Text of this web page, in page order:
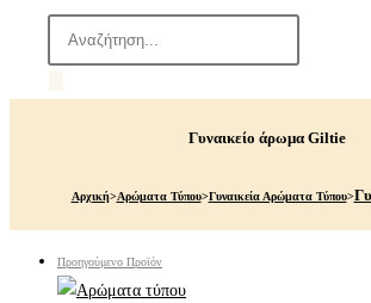
search
Γυναικείο άρωμα Giltie
Αρχική>Αρώματα Τύπου>Γυναικεία Αρώματα Τύπου>
Προηγούμενο Προϊόν